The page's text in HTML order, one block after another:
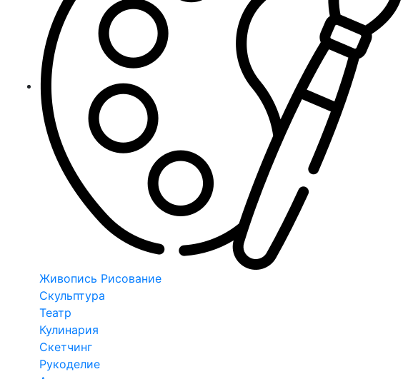
Живопись Рисование
Скульптура
Театр
Кулинария
Скетчинг
Рукоделие